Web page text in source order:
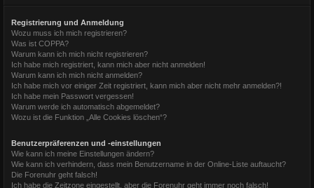
Registrierung und Anmeldung
Wozu muss ich mich registrieren?
Was ist COPPA?
Warum kann ich mich nicht registrieren?
Ich habe mich registriert, kann mich aber nicht anmelden!
Warum kann ich mich nicht anmelden?
Ich habe mich vor einiger Zeit registriert, kann mich aber nicht mehr anmelden?!
Ich habe mein Passwort vergessen!
Warum werde ich automatisch abgemeldet?
Wozu ist die Funktion „Alle Cookies löschen“?
Benutzerpräferenzen und -einstellungen
Wie kann ich meine Einstellungen ändern?
Wie kann ich verhindern, dass mein Benutzername in der Online-Liste auftaucht?
Die Forenuhr geht falsch!
Ich habe die Zeitzone eingestellt, aber die Forenuhr geht immer noch falsch!